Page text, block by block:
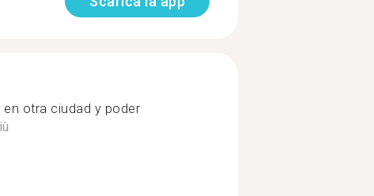
en otra ciudad y poder